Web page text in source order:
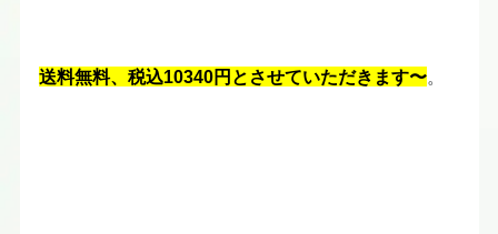
送料無料、税込10340円とさせていただきます〜。